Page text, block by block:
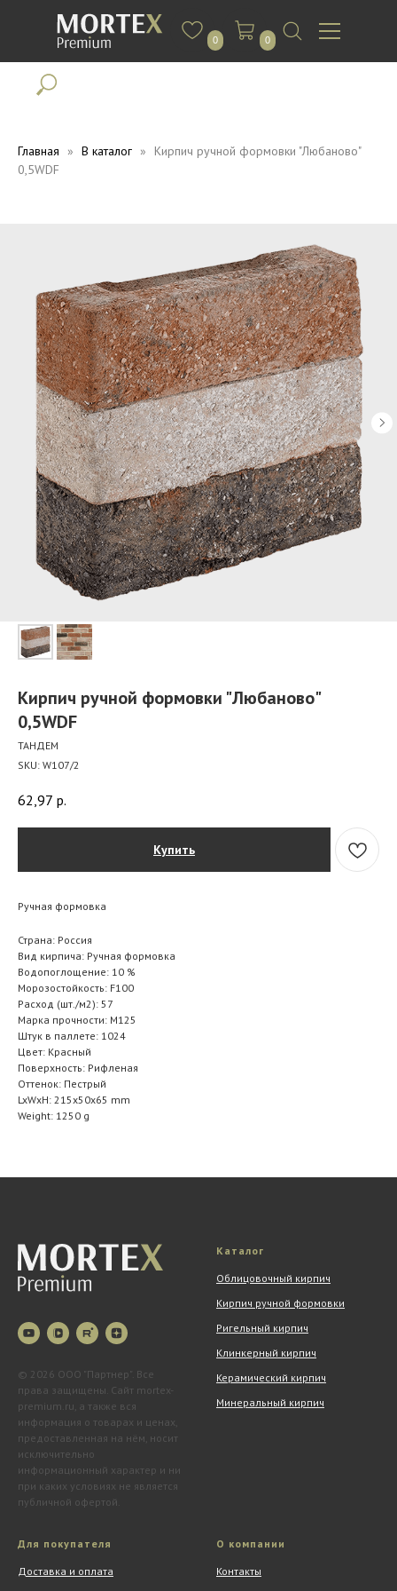
0 0
Главная В каталог
Кирпич ручной формовки "Любаново"
0,5WDF
Кирпич ручной формовки "Любаново"
0,5WDF
ТАНДЕМ
SKU: W107/2
62,97 р.
Купить
Ручная формовка
Страна: Россия
Вид кирпича: Ручная формовка
Водопоглощение: 10 %
Морозостойкость: F100
Расход (шт./м2): 57
Марка прочности: M125
Штук в паллете: 1024
Цвет: Красный
Поверхность: Рифленая
Оттенок: Пестрый
LxWxH: 215x50x65 mm
Weight: 1250 g
© 2026 ООО "Партнер". Все
права защищены. Сайт mortex-
premium.ru, а также вся
информация о товарах и ценах,
предоставленная на нём, носит
исключительно
информационный характер и ни
при каких условиях не является
публичной офертой.
Каталог
Облицовочный кирпич
Кирпич ручной формовки
Ригельный кирпич
Клинкерный кирпич
Керамический кирпич
Минеральный кирпич
Для покупателя
Доставка и оплата
О компании
Контакты